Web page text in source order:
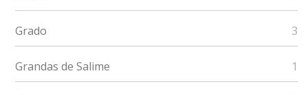
Grado 3
Grandas de Salime 1